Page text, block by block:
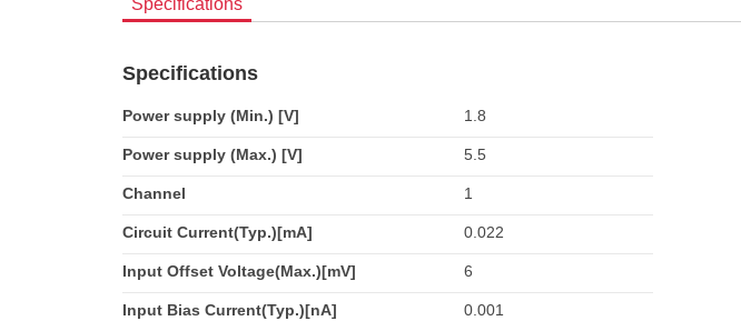
Specifications
Specifications
Power supply (Min.) [V] 1.8
Power supply (Max.) [V] 5.5
Channel 1
Circuit Current(Typ.)[mA] 0.022
Input Offset Voltage(Max.)[mV] 6
Input Bias Current(Typ.)[nA] 0.001